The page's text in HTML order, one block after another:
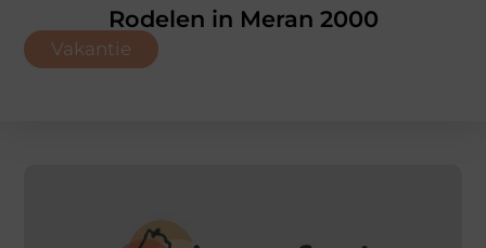
Rodelen in Meran 2000
Vakantie